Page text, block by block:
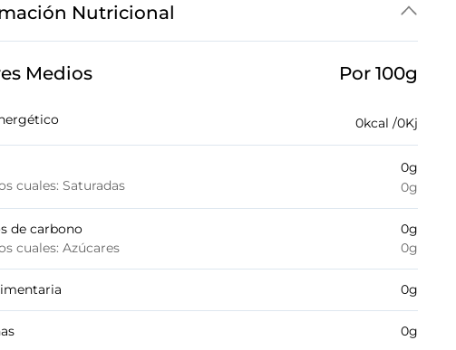
Nutricional
Medios Por 100g
0kcal /0Kj
cuales: Saturadas
0g
0g
de carbono
cuales: Azúcares
0g
0g
0g
0g